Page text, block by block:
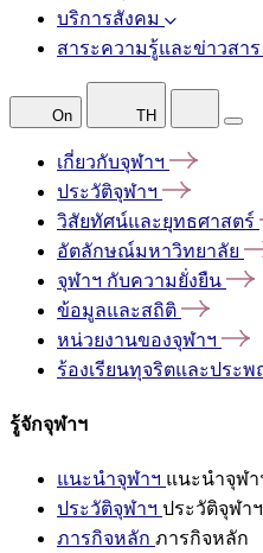
บริการสังคม
สาระความรู้และข่าวสาร
On TH
เกี่ยวกับจุฬาฯ
ประวัติจุฬาฯ
วิสัยทัศน์และยุทธศาสตร์
อัตลักษณ์มหาวิทยาลัย
จุฬาฯ กับความยั่งยืน
ข้อมูลและสถิติ
หน่วยงานของจุฬาฯ
ร้องเรียนทุจริตและประ
รู้จักจุฬาฯ
แนะนำจุฬาฯ แนะนำจุฬา
ประวัติจุฬาฯ ประวัติจุฬาฯ
ภารกิจหลัก ภารกิจหลัก